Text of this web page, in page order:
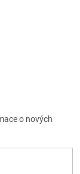
o nových